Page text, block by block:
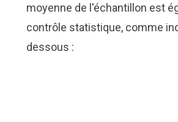
moyenne de l'échantillon est
contrôle statistique, comme
dessous :